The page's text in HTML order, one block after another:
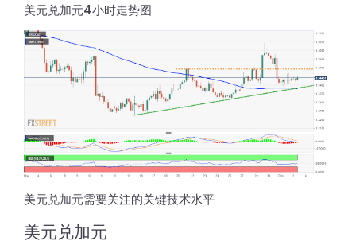
美元兑加元4小时走势图
美元兑加元需要关注的关键技术水平
美元兑加元